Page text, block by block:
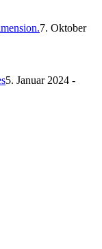
7. Oktober
5. Januar 2024 -